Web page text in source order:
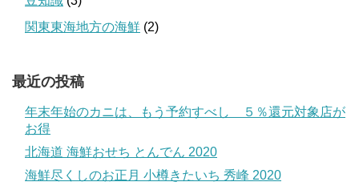
関東東海地方の海鮮 (2)
最近の投稿
年末年始のカニは、もう予約すべし ５％還元対象店が
お得
北海道 海鮮おせち とんでん 2020
海鮮尽くしのお正月 小樽きたいち 秀峰 2020